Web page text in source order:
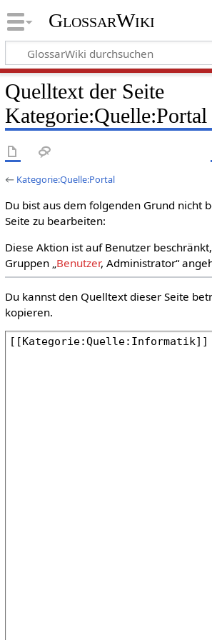
GlossarWiki
Quelltext der Seite
Kategorie:Quelle:Portal
← Kategorie:Quelle:Portal
Du bist aus dem folgenden Grund nicht
Seite zu bearbeiten:
Diese Aktion ist auf Benutzer
Gruppen „Benutzer, Administrator“
Du kannst den Quelltext dieser Seite
kopieren.